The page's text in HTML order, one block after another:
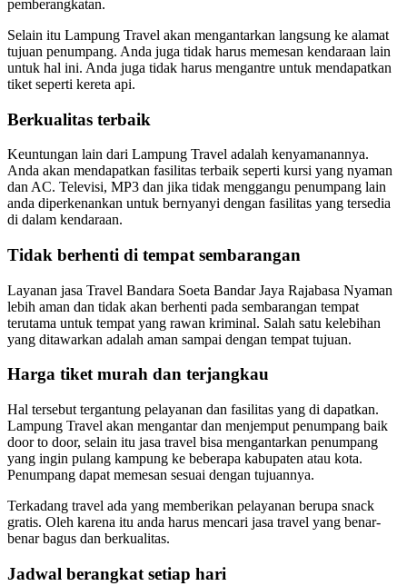
pemberangkatan.
Selain itu Lampung Travel akan mengantarkan langsung ke alamat
tujuan penumpang. Anda juga tidak harus memesan kendaraan lain
untuk hal ini. Anda juga tidak harus mengantre untuk mendapatkan
tiket seperti kereta api.
Berkualitas terbaik
Keuntungan lain dari Lampung Travel adalah kenyamanannya.
Anda akan mendapatkan fasilitas terbaik seperti kursi yang nyaman
dan AC. Televisi, MP3 dan jika tidak menggangu penumpang lain
anda diperkenankan untuk bernyanyi dengan fasilitas yang tersedia
di dalam kendaraan.
Tidak berhenti di tempat sembarangan
Layanan jasa Travel Bandara Soeta Bandar Jaya Rajabasa Nyaman
lebih aman dan tidak akan berhenti pada sembarangan tempat
terutama untuk tempat yang rawan kriminal. Salah satu kelebihan
yang ditawarkan adalah aman sampai dengan tempat tujuan.
Harga tiket murah dan terjangkau
Hal tersebut tergantung pelayanan dan fasilitas yang di dapatkan.
Lampung Travel akan mengantar dan menjemput penumpang baik
door to door, selain itu jasa travel bisa mengantarkan penumpang
yang ingin pulang kampung ke beberapa kabupaten atau kota.
Penumpang dapat memesan sesuai dengan tujuannya.
Terkadang travel ada yang memberikan pelayanan berupa snack
gratis. Oleh karena itu anda harus mencari jasa travel yang benar-
benar bagus dan berkualitas.
Jadwal berangkat setiap hari